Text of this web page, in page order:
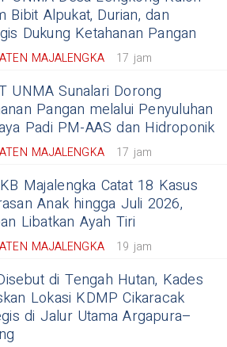
Bibit Alpukat, Durian, dan
Dukung Ketahanan Pangan
MAJALENGKA 17 jam
UNMA Sunalari Dorong
Pangan melalui Penyuluhan
Padi PM-AAS dan Hidroponik
MAJALENGKA 17 jam
Majalengka Catat 18 Kasus
Anak hingga Juli 2026,
Libatkan Ayah Tiri
MAJALENGKA 19 jam
di Tengah Hutan, Kades
Lokasi KDMP Cikaracak
di Jalur Utama Argapura–